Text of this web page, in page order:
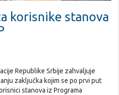
korisnike stanova
Republike Srbije zahvaljuje
zaključka kojim se po prvi put
stanova iz Programa